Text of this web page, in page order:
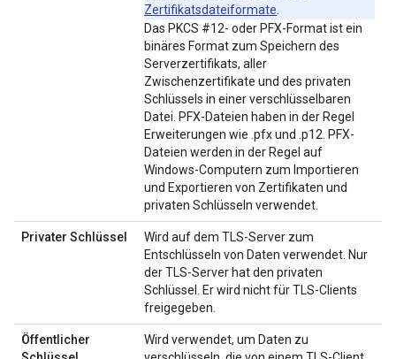
Zertifikatsdateiformate
Das PKCS #12- oder PFX-Format ist ein
binäres Format zum Speichern des
Serverzertifikats, aller
Zwischenzertifikate und des privaten
Schlüssels in einer verschlüsselbaren
Datei. PFX-Dateien haben in der Regel
Erweiterungen wie .pfx und .p12. PFX-
Dateien werden in der Regel auf
Windows-Computern zum Importieren
und Exportieren von Zertifikaten und
privaten Schlüsseln verwendet.
Privater Schlüssel
Wird auf dem TLS-Server zum
Entschlüsseln von Daten verwendet. Nur
der TLS-Server hat den privaten
Schlüssel. Er wird nicht für TLS-Clients
freigegeben.
Öffentlicher
Wird verwendet, um Daten zu